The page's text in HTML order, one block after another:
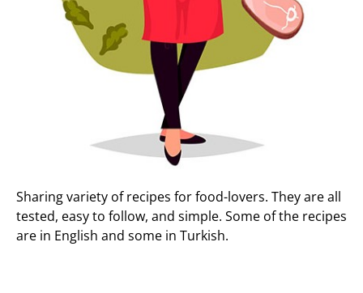
Sharing variety of recipes for food-lovers. They are all
tested, easy to follow, and simple. Some of the recipes
are in English and some in Turkish.